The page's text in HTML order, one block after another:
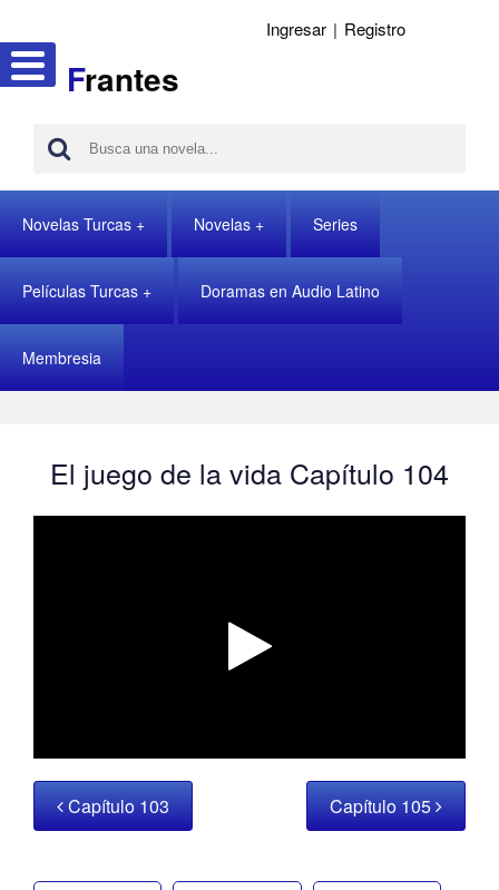
Frantes
Ingresar | Registro
Novelas Turcas Novelas Series
Películas Turcas Doramas en Audio Latino
Membresia
El juego de la vida Capítulo 104
Capítulo 103 Capítulo 105